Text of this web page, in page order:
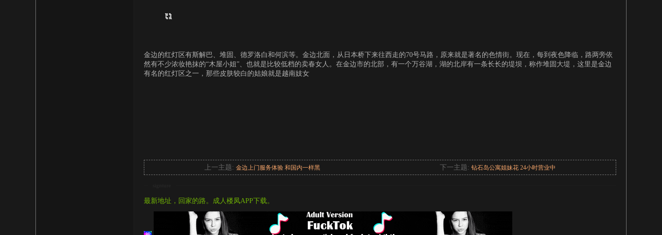
金边的红灯区有斯解巴、堆固、德罗洛白和何滨等。金边北面，从日本桥下来往西走的70号马路，原来就是著名的色情街。现在，每到夜色降临，路两旁依
然有不少浓妆艳抹的“木屋小姐”、也就是比较低档的卖春女人。在金边市的北部，有一个万谷湖，湖的北岸有一条长长的堤坝，称作堆固大堤，这里是金边
有名的红灯区之一，那些皮肤较白的姑娘就是越南妓女
上一主题: 金边上门服务体验 和国内一样黑 下一主题:钻石岛公寓姐妹花 24小时营业中
最新地址，回家的路。成人楼凤APP下载。